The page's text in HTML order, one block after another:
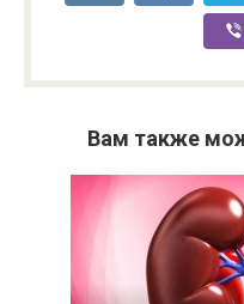
Вам также